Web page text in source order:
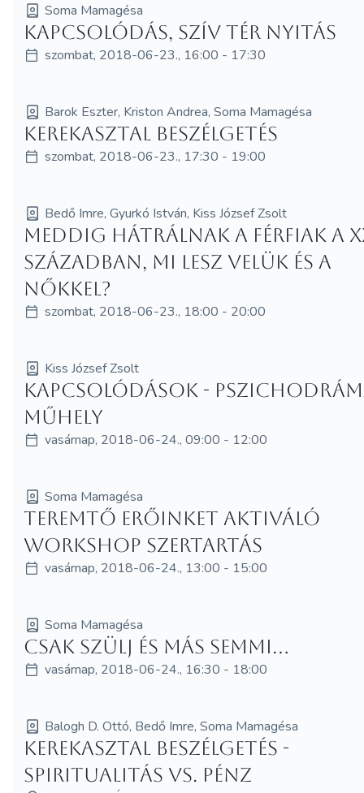
Soma Mamagésa
Kapcsolódás, szív tér nyitás
szombat, 2018-06-23., 16:00 - 17:30
Barok Eszter, Kriston Andrea, Soma Mamagésa
Kerekasztal beszélgetés
szombat, 2018-06-23., 17:30 - 19:00
Bedő Imre, Gyurkó István, Kiss József Zsolt
Meddig hátrálnak a férfiak a
században, mi lesz velük és a
nőkkel?
szombat, 2018-06-23., 18:00 - 20:00
Kiss József Zsolt
Kapcsolódások -
műhely
vasárnap, 2018-06-24., 09:00 - 12:00
Soma Mamagésa
Teremtő erőinket aktiváló
workshop szertartás
vasárnap, 2018-06-24., 13:00 - 15:00
Soma Mamagésa
Csak szülj és más semmi...
vasárnap, 2018-06-24., 16:30 - 18:00
Balogh D. Ottó, Bedő Imre, Soma Mamagésa
Kerekasztal beszélgetés -
Spiritualitás VS. pénz